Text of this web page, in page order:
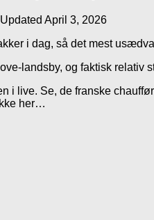
Updated April 3, 2026
i dag, så det mest
landsby, og faktisk relativ
i live. Se, de franske
her…